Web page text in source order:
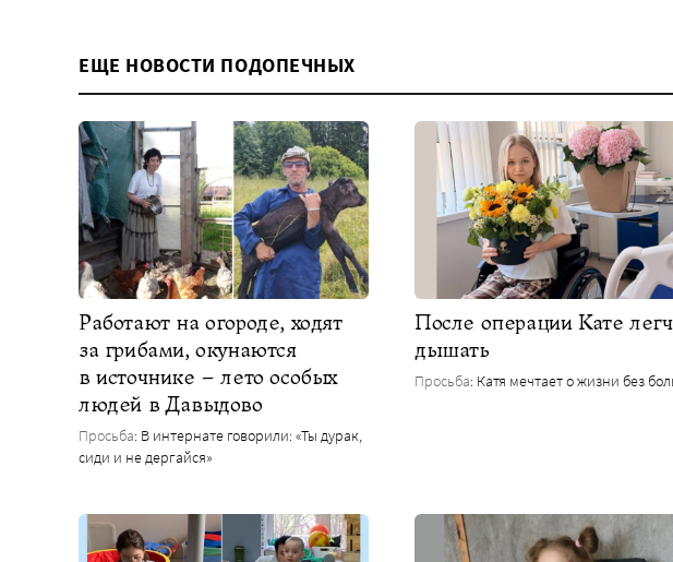
ЕЩЕ НОВОСТИ ПОДОПЕЧНЫХ
Работают на огороде, ходят
за грибами, окунаются
в источнике – лето особых
людей в Давыдово
Просьба: В интернате говорили: «Ты дурак,
сиди и не дергайся»
После операции Кате
дышать
Просьба: Катя мечтает о жизни без